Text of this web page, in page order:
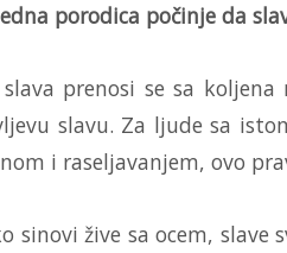
porodica počinje da
slava prenosi se sa
slavu. Za ljude sa
i raseljavanjem, ovo
sinovi žive sa ocem, slave